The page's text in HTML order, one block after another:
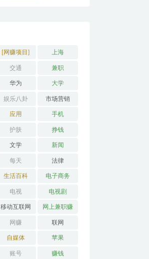
[网赚项目] 上海
交通 兼职
华为 大学
娱乐八卦 市场营销
应用 手机
护肤 挣钱
文学 新闻
每天 法律
生活百科 电子商务
电视 电视剧
移动互联网 网上兼职赚
钱
网赚 联网
自媒体 苹果
账号 赚钱